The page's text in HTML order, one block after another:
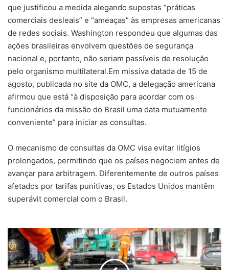
que justificou a medida alegando supostas “práticas
comerciais desleais” e “ameaças” às empresas americanas
de redes sociais. Washington respondeu que algumas das
ações brasileiras envolvem questões de segurança
nacional e, portanto, não seriam passíveis de resolução
pelo organismo multilateral.Em missiva datada de 15 de
agosto, publicada no site da OMC, a delegação americana
afirmou que está “à disposição para acordar com os
funcionários da missão do Brasil uma data mutuamente
conveniente” para iniciar as consultas.
O mecanismo de consultas da OMC visa evitar litígios
prolongados, permitindo que os países negociem antes de
avançar para arbitragem. Diferentemente de outros países
afetados por tarifas punitivas, os Estados Unidos mantêm
superávit comercial com o Brasil.
SAJ:
Prefeitura
já
pavimentou